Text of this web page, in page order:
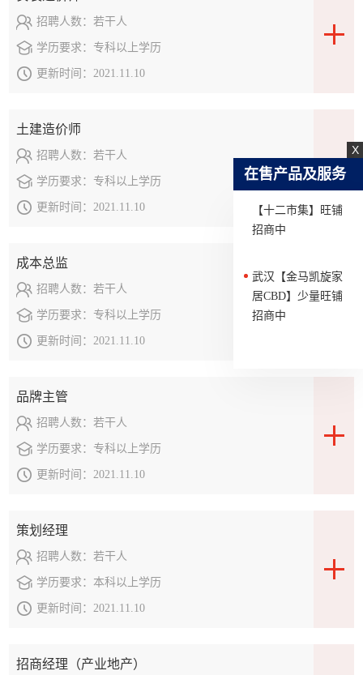
招聘人数： 若干人
学历要求： 专科以上学历
更新时间： 2021.11.10
土建造价师
招聘人数： 若干人
学历要求： 专科以上学历
更新时间： 2021.11.10
成本总监
招聘人数： 若干人
学历要求： 专科以上学历
更新时间： 2021.11.10
品牌主管
招聘人数： 若干人
学历要求： 专科以上学历
更新时间： 2021.11.10
策划经理
招聘人数： 若干人
学历要求： 本科以上学历
更新时间： 2021.11.10
招商经理（产业地产）
X
在售产品及服务
城】滨江华宅热卖
【十二市集】旺铺
招商中
武汉【金马凯旋家
居CBD】少量旺铺
招商中
郑州金马凯旋时代